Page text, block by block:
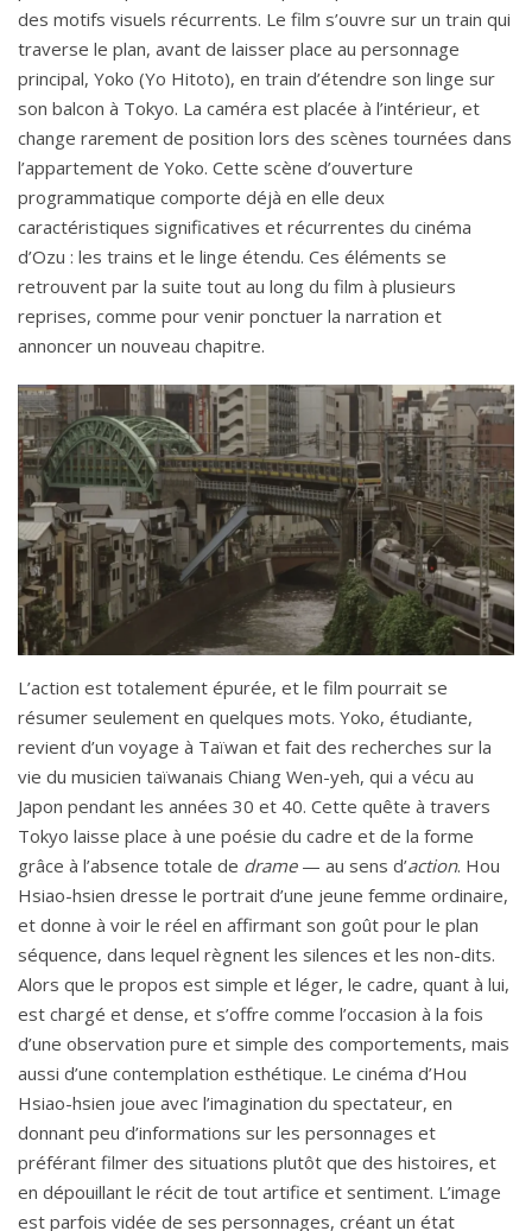
des motifs visuels récurrents. Le film s’ouvre sur un train qui
traverse le plan, avant de laisser place au personnage
principal, Yoko (Yo Hitoto), en train d’étendre son linge sur
son balcon à Tokyo. La caméra est placée à l’intérieur, et
change rarement de position lors des scènes tournées dans
l’appartement de Yoko. Cette scène d’ouverture
programmatique comporte déjà en elle deux
caractéristiques significatives et récurrentes du cinéma
d’Ozu : les trains et le linge étendu. Ces éléments se
retrouvent par la suite tout au long du film à plusieurs
reprises, comme pour venir ponctuer la narration et
annoncer un nouveau chapitre.
L’action est totalement épurée, et le film pourrait se
résumer seulement en quelques mots. Yoko, étudiante,
revient d’un voyage à Taïwan et fait des recherches sur la
vie du musicien taïwanais Chiang Wen-yeh, qui a vécu au
Japon pendant les années 30 et 40. Cette quête à travers
Tokyo laisse place à une poésie du cadre et de la forme
grâce à l’absence totale de drame— au sens d’action. Hou
Hsiao-hsien dresse le portrait d’une jeune femme ordinaire,
et donne à voir le réel en affirmant son goût pour le plan
séquence, dans lequel règnent les silences et les non-dits.
Alors que le propos est simple et léger, le cadre, quant à lui,
est chargé et dense, et s’offre comme l’occasion à la fois
d’une observation pure et simple des comportements, mais
aussi d’une contemplation esthétique. Le cinéma d’Hou
Hsiao-hsien joue avec l’imagination du spectateur, en
donnant peu d’informations sur les personnages et
préférant filmer des situations plutôt que des histoires, et
en dépouillant le récit de tout artifice et sentiment. L’image
est parfois vidée de ses personnages, créant un état